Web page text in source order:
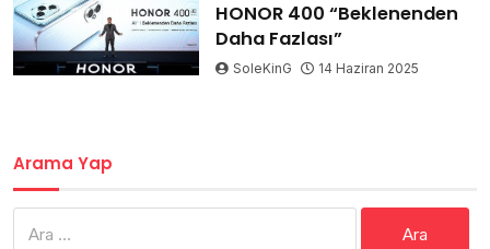
HONOR 400 “Beklenenden
Daha Fazlası”
SoleKinG 14 Haziran 2025
Arama Yap